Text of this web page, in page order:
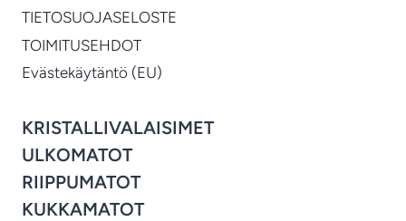
TIETOSUOJASELOSTE
TOIMITUSEHDOT
Evästekäytäntö (EU)
KRISTALLIVALAISIMET
ULKOMATOT
RIIPPUMATOT
KUKKAMATOT